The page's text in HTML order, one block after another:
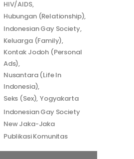
HIV/AIDS
Hubungan (Relationship)
Indonesian Gay Society
Keluarga (Family)
Kontak Jodoh (Personal
Ads)
Nusantara (Life In
Indonesia)
Seks (Sex) Yogyakarta
Indonesian Gay Society
New Jaka-Jaka
Publikasi Komunitas